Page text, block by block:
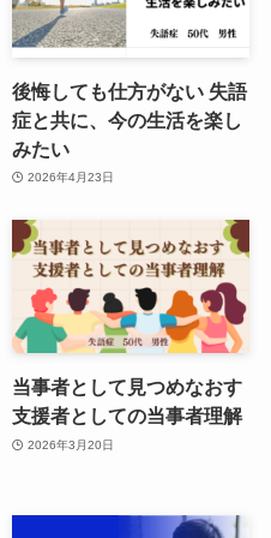
後悔しても仕方がない 失語
症と共に、今の生活を楽し
みたい
2026年4月23日
当事者として見つめなおす
支援者としての当事者理解
2026年3月20日